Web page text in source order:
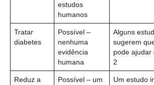
estudos
humanos
Tratar
diabetes
Possível –
nenhuma
evidência
humana
Alguns
sugerem
pode ajudar
2
Reduz a
Possível – um
Um estudo